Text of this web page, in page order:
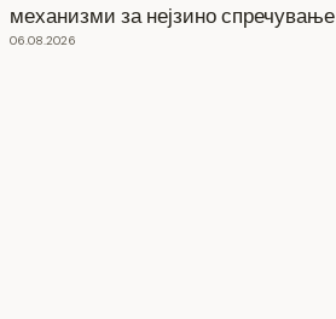
механизми за нејзино спречување
06.08.2026